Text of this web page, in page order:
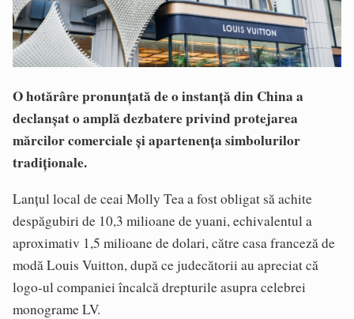
O hotărâre pronunțată de o instanță din China a
declanșat o amplă dezbatere privind protejarea
mărcilor comerciale și apartenența simbolurilor
tradiționale.
Lanțul local de ceai Molly Tea a fost obligat să achite
despăgubiri de 10,3 milioane de yuani, echivalentul a
aproximativ 1,5 milioane de dolari, către casa franceză de
modă Louis Vuitton, după ce judecătorii au apreciat că
logo-ul companiei încalcă drepturile asupra celebrei
monograme LV.